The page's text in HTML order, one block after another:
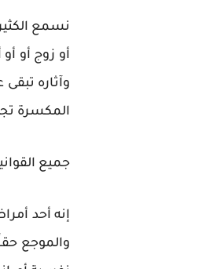
نسمع
أو زوج أو
وآثاره
المكسرة
جميع
إنه أحد
والموجع